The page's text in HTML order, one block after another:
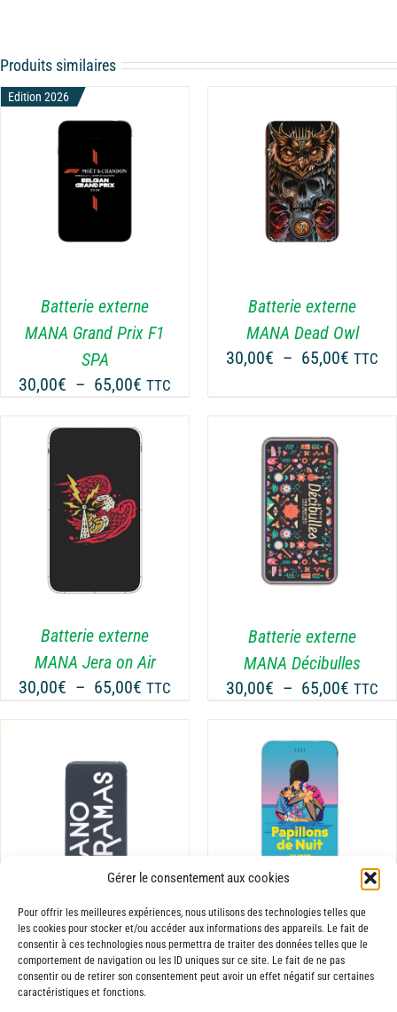
Gérer le consentement aux cookies
Pour offrir les meilleures expériences, nous utilisons des technologies telles que
les cookies pour stocker et/ou accéder aux informations des appareils. Le fait de
consentir à ces technologies nous permettra de traiter des données telles que le
comportement de navigation ou les ID uniques sur ce site. Le fait de ne pas
consentir ou de retirer son consentement peut avoir un effet négatif sur certaines
caractéristiques et fonctions.
à
DU
PRODUIT
à
Produits similaires
Edition 2026
Batterie externe
MANA Grand Prix F1
SPA
30,00€ – 65,00€ Plage
prix :
30,00€
TTC
CHOIX DES OPTIONS
CE
PRODUIT
A
LES
OPTIONS
PEUVENT
ÊTRE
CHOISIES
LA
DU
PRODUIT
Batterie externe
MANA Dead Owl
30,00€ – 65,00€ Plage
TTC
Batterie externe
MANA Jera on Air
30,00€ – 65,00€ Plage
TTC
CHOIX DES OPTIONS
CE
PRODUIT
PLUSIEURS
LES
OPTIONS
PEUVENT
ÊTRE
LA
PAGE
DU
PRODUIT
/ DÉTAILS
Batterie externe
MANA Décibulles
30,00€ – 65,00€ Plage
TTC
Batterie externe
MANA Panoramas
30,00€ – 65,00€Plage
CHOIX DES OPTIONS
CE
PRODUIT
VARIATIONS.
LES
OPTIONS
PEUVENT
ÊTRE
/ DÉTAILS
Batterie externe
MANA Papillons de